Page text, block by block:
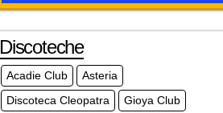
Discoteche
Acadie Club
Asteria
Discoteca Cleopatra
Gioya Club